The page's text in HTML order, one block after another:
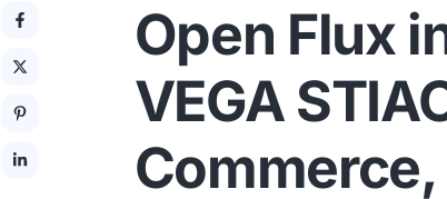
Open Flux
VEGA